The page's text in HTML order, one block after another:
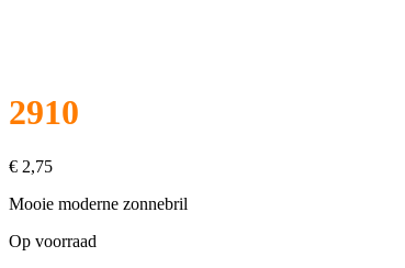
2910
€ 2,75
Mooie moderne zonnebril
Op voorraad